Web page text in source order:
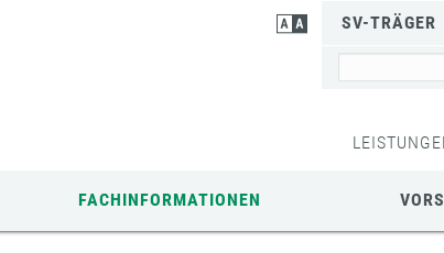
SV-TRÄGER
FACHINFORMATIONEN